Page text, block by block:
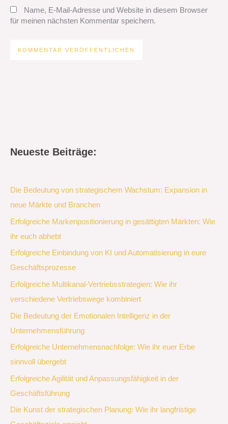
Name, E-Mail-Adresse und Website in diesem Browser
für meinen nächsten Kommentar speichern.
Neueste Beiträge:
Die Bedeutung von strategischem Wachstum: Expansion in
neue Märkte und Branchen
Erfolgreiche Markenpositionierung in gesättigten Märkten: Wie
ihr euch abhebt
Erfolgreiche Einbindung von KI und Automatisierung in eure
Geschäftsprozesse
Erfolgreiche Multikanal-Vertriebsstrategien: Wie ihr
verschiedene Vertriebswege kombiniert
Die Bedeutung der Emotionalen Intelligenz in der
Unternehmensführung
Erfolgreiche Unternehmensnachfolge: Wie ihr euer Erbe
sinnvoll übergebt
Erfolgreiche Agilität und Anpassungsfähigkeit in der
Geschäftsführung
Die Kunst der strategischen Planung: Wie ihr langfristige